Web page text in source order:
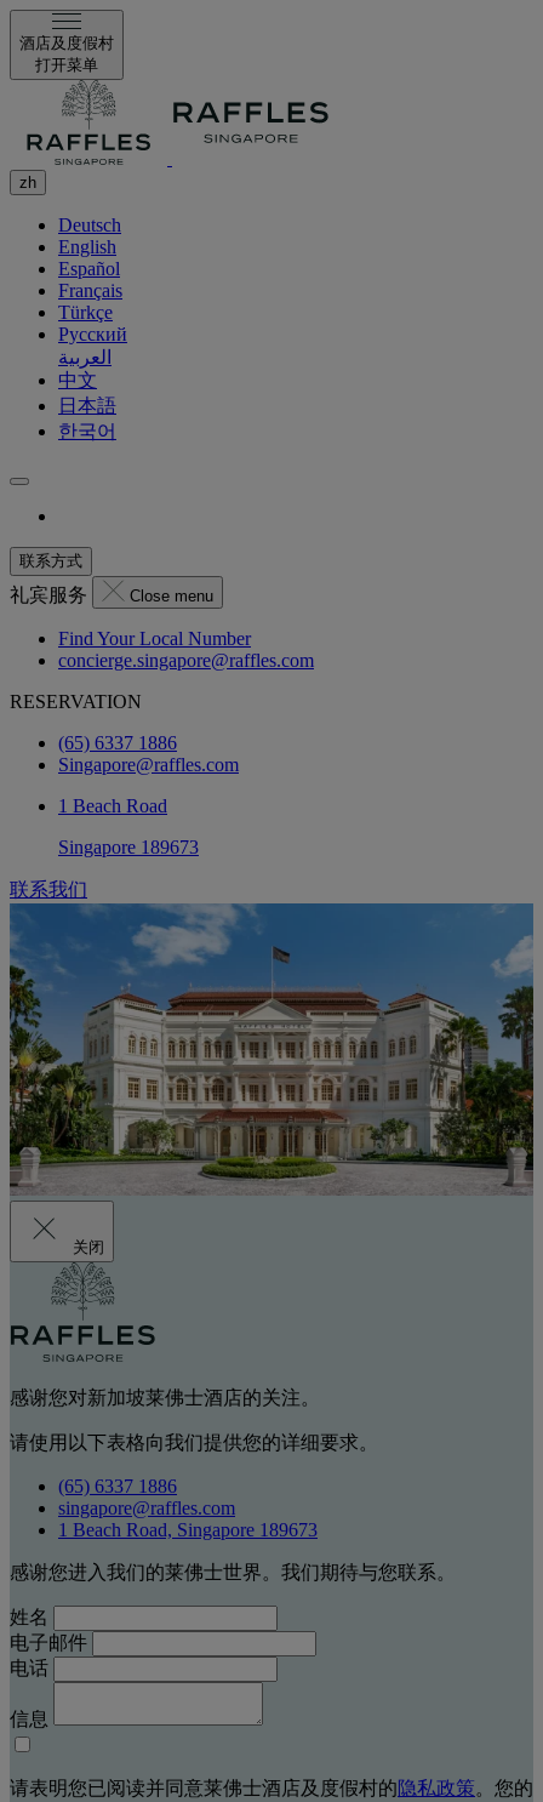
酒店及度假村
打开菜单
zh
Deutsch
English
Español
Français
Türkçe
Русский
العربية
中文
日本語
한국어
联系方式
礼宾服务 Close menu
Find Your Local Number
concierge.singapore@raffles.com
RESERVATION
(65) 6337 1886
Singapore@raffles.com
1 Beach Road
Singapore 189673
联系我们
关闭
感谢您对新加坡莱佛士酒店的关注。
请使用以下表格向我们提供您的详细要求。
(65) 6337 1886
singapore@raffles.com
1 Beach Road, Singapore 189673
感谢您进入我们的莱佛士世界。我们期待与您联系。
姓名
电子邮件
电话
信息
请表明您已阅读并同意莱佛士酒店及度假村的隐私政策。您的